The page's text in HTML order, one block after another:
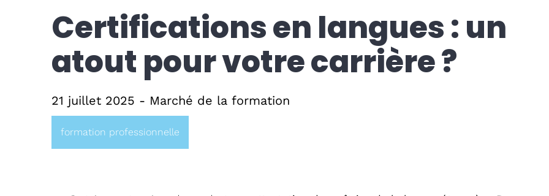
Certifications en langues : un
atout pour votre carrière ?
21 juillet 2025 - Marché de la formation
formation professionnelle